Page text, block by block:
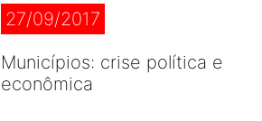
27/09/2017
Municípios: crise política e
econômica